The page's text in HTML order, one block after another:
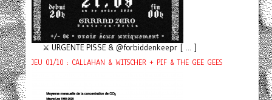
⚔️ URGENTE PISSE & @forbiddenkeepr [ ... ]
JEU 01/10 : CALLAHAN & WITSCHER + PIF & THE GEE GEES